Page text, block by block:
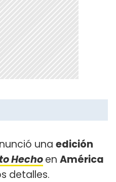
una edición
Hechoen América
detalles.